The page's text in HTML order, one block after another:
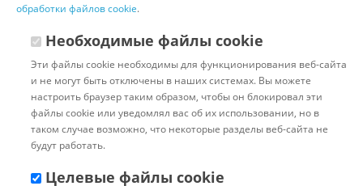
Код: 1110085 В наличии
Смеситель Wisent WP22028
10.00 ƃ
обработки файлов cookie.
Необходимые файлы cookie
Эти файлы cookie необходимы для функционирования веб-сайта
и не могут быть отключены в наших системах. Вы можете
настроить браузер таким образом, чтобы он блокировал эти
файлы cookie или уведомлял вас об их использовании, но в
таком случае возможно, что некоторые разделы веб-сайта не
будут работать.
Целевые файлы cookie